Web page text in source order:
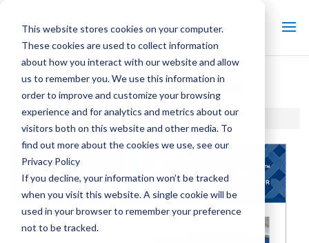
This website stores cookies on your computer.
These cookies are used to collect information
about how you interact with our website and allow
us to remember you. We use this information in
order to improve and customize your browsing
experience and for analytics and metrics about our
visitors both on this website and other media. To
find out more about the cookies we use, see our
Privacy Policy
If you decline, your information won’t be tracked
when you visit this website. A single cookie will be
used in your browser to remember your preference
not to be tracked.
MarleyGard™ 盆式过滤器
首页 / 图书馆 /MarleyGard™ 盆式过滤器